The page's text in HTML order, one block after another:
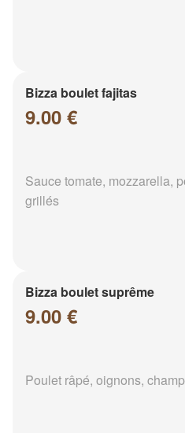
Bizza boulet fajitas
9.00 €
Sauce tomate, mozzarella,
grillés
Bizza boulet suprême
9.00 €
Poulet râpé, oignons,